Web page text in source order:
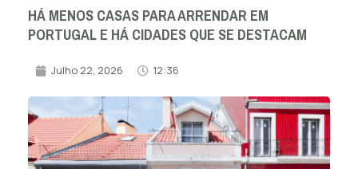
HÁ MENOS CASAS PARA ARRENDAR EM
PORTUGAL E HÁ CIDADES QUE SE DESTACAM
Julho 22, 2026 12:36